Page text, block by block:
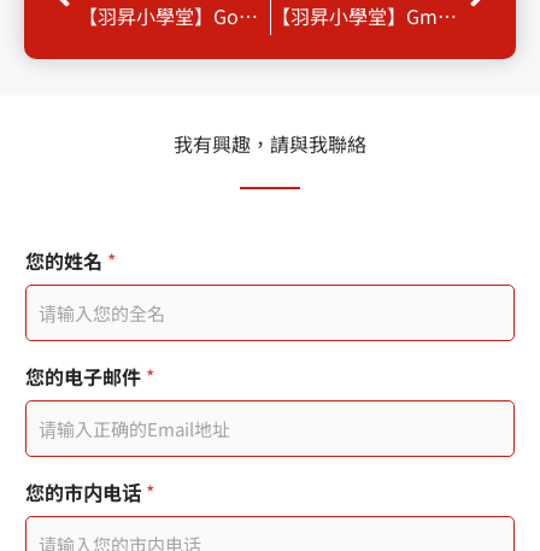
【羽昇小學堂】Google Workspace (舊稱 G Suite)日曆預約功能
【羽昇小學堂】Gmail 範本功能
我有興趣，請與我聯絡
分
機
行
動
話
您
的
姓
名
您的姓名 *
您的电子邮件 *
/
手
机
您的市内电话 *